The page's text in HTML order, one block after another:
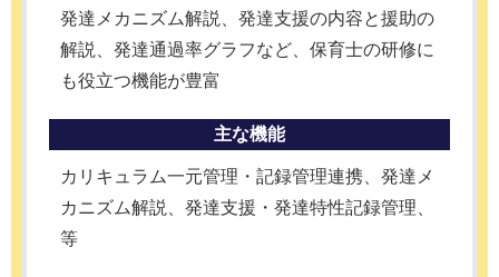
発達メカニズム解説、発達支援の内容と援助の
解説、発達通過率グラフなど、保育士の研修に
も役立つ機能が豊富
主な機能
カリキュラム一元管理・記録管理連携、発達メ
カニズム解説、発達支援・発達特性記録管理、
等